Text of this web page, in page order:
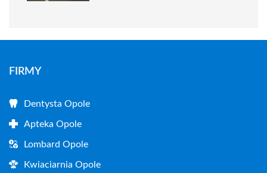
FIRMY
Dentysta Opole
Apteka Opole
Lombard Opole
Kwiaciarnia Opole